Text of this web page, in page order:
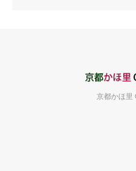
京都かほ里